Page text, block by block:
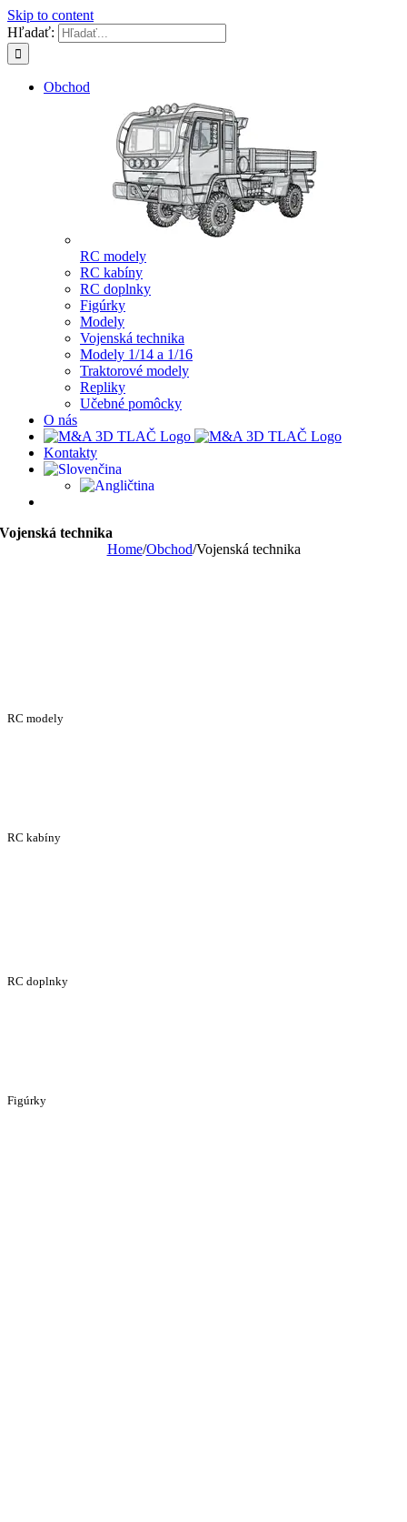
Skip to content
Hľadať:
Obchod
RC modely
RC kabíny
RC doplnky
Figúrky
Modely
Vojenská technika
Modely 1/14 a 1/16
Traktorové modely
Repliky
Učebné pomôcky
O nás
Kontakty
Vojenská technika
Home/Obchod/Vojenská technika
RC modely
RC kabíny
RC doplnky
Figúrky